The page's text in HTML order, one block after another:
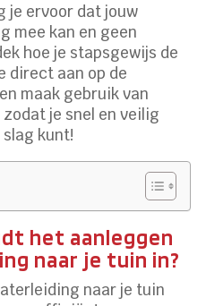
je ervoor dat jouw
mee kan en geen
hoe je stapsgewijs de
direct aan op de
maak gebruik van
je snel en veilig
kunt!
het aanleggen
naar je tuin in?
naar je tuin